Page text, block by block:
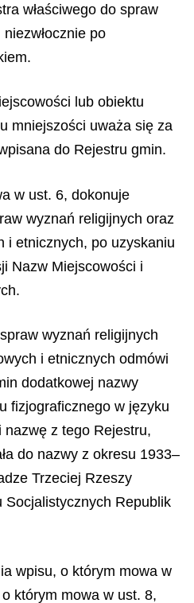
właściwego do spraw
po
lub obiektu
mniejszości uważa się za
do Rejestru gmin.
w ust. 6, dokonuje
wyznań religijnych oraz
i etnicznych, po uzyskaniu
Nazw Miejscowości i
wyznań religijnych
i etnicznych odmówi
dodatkowej nazwy
fizjograficznego w języku
z tego Rejestru,
do nazwy z okresu 1933–
Trzeciej Rzeszy
Socjalistycznych Republik
wpisu, o którym mowa w
którym mowa w ust. 8,